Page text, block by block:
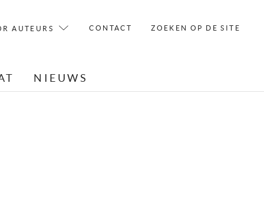
AUTEURS CONTACT ZOEKEN OP DE SITE
NIEUWS